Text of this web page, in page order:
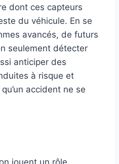
dont ces capteurs
du véhicule. En se
avancés, de futurs
seulement détecter
anticiper des
à risque et
accident ne se
jouent un rôle